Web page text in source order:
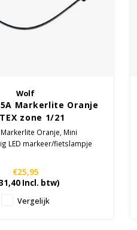
Wolf
Markerlite Oranje
zone 1/21
Markerlite Oranje, Mini
LED markeer/fietslampje
€25,95
Incl. btw)
Vergelijk